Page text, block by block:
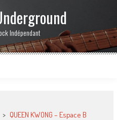
Indépendant
> QUEEN KWONG – Espace B